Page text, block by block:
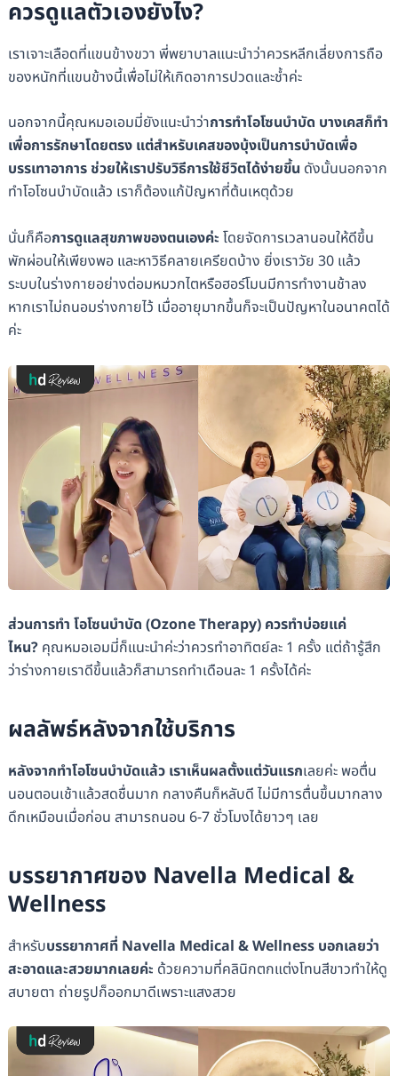
ควรดูแลตัวเองยังไง?
เราเจาะเลือดที่แขนข้างขวา พี่พยาบาลแนะนำว่าควรหลีกเลี่ยงการถือ
ของหนักที่แขนข้างนี้เพื่อไม่ให้เกิดอาการปวดและช้ำค่ะ
นอกจากนี้คุณหมอเอมมี่ยังแนะนำว่าการทำโอโซนบำบัด บางเคสก็ทำ
เพื่อการรักษาโดยตรง แต่สำหรับเคสของบุ้งเป็นการบำบัดเพื่อ
บรรเทาอาการ ช่วยให้เราปรับวิธีการใช้ชีวิตได้ง่ายขึ้น ดังนั้นนอกจาก
ทำโอโซนบำบัดแล้ว เราก็ต้องแก้ปัญหาที่ต้นเหตุด้วย
นั่นก็คือการดูแลสุขภาพของตนเองค่ะ โดยจัดการเวลานอนให้ดีขึ้น
พักผ่อนให้เพียงพอ และหาวิธีคลายเครียดบ้าง ยิ่งเราวัย 30 แล้ว
ระบบในร่างกายอย่างต่อมหมวกไตหรือฮอร์โมนมีการทำงานช้าลง
หากเราไม่ถนอมร่างกายไว้ เมื่ออายุมากขึ้นก็จะเป็นปัญหาในอนาคตได้
ค่ะ
ส่วนการทำ โอโซนบำบัด (Ozone Therapy) ควรทำบ่อยแค่
ไหน?คุณหมอเอมมี่ก็แนะนำค่ะว่าควรทำอาทิตย์ละ 1 ครั้ง แต่ถ้ารู้สึก
ว่าร่างกายเราดีขึ้นแล้วก็สามารถทำเดือนละ 1 ครั้งได้ค่ะ
ผลลัพธ์หลังจากใช้บริการ
หลังจากทำโอโซนบำบัดแล้ว เราเห็นผลตั้งแต่วันแรกเลยค่ะ พอตื่น
นอนตอนเช้าแล้วสดชื่นมาก กลางคืนก็หลับดี ไม่มีการตื่นขึ้นมากลาง
ดึกเหมือนเมื่อก่อน สามารถนอน 6-7 ชั่วโมงได้ยาวๆ เลย
บรรยากาศของ Navella Medical &
Wellness
สำหรับบรรยากาศที่ Navella Medical & Wellness บอกเลยว่า
สะอาดและสวยมากเลยค่ะ ด้วยความที่คลินิกตกแต่งโทนสีขาวทำให้ดู
สบายตา ถ่ายรูปก็ออกมาดีเพราะแสงสวย